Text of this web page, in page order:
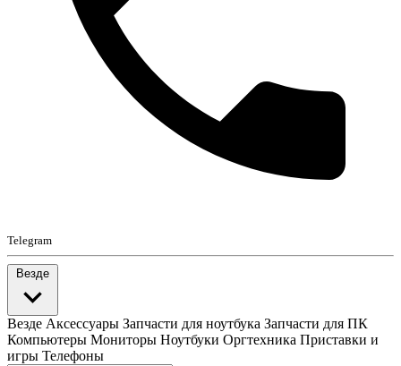
Telegram
Везде
Везде Аксессуары Запчасти для ноутбука Запчасти для ПК
Компьютеры Мониторы Ноутбуки Оргтехника Приставки и
игры Телефоны